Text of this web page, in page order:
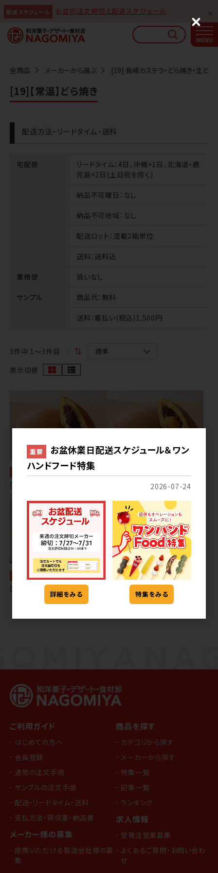
配送スケジュール お盆の注文締切と配送スケジュール
全商品 メーカーから選ぶ [19] 長崎カステラ・どら焼き・生どら
[19]【常温】どら焼き
配送方法・リードタイム・送料
宅配便 リードタイム：4日、沖縄+1日、北海道・鹿
児島+2日(土日祝を除く)
納品不可曜日 ：なし
納品不可地域 ：なし
配送ロット ：混載2箱単位
送料：送料込
業務便 扱いなし
サンプル 商品代：無料
送料：着払い(税込)1,500円
3 件中 1〜3件目
表示切替
[19] 長崎どら焼き 花橘
[19] 福豆どら
ご利用ガイド
はじめての方へ
会員登録
通常の注文手順
サンプルの注文手順
配送・リードタイム・送料
支払方法・領収書・納品書
メーカー様の募集
提携いただける製造会社様の募
集
商品を探す
カテゴリから探す
メーカーから探す
特集一覧
記事一覧
ランキング
求人情報
受発注営業募集
よくあるご質問・お問い合わ
せ
なごみやAIガイド
AIがなごみやの使い方をお答えします
重要
お盆休業日配送スケジュール＆ワン
ハンドフード特集
2026-07-24
詳細をみる 特集をみる
C
l
o